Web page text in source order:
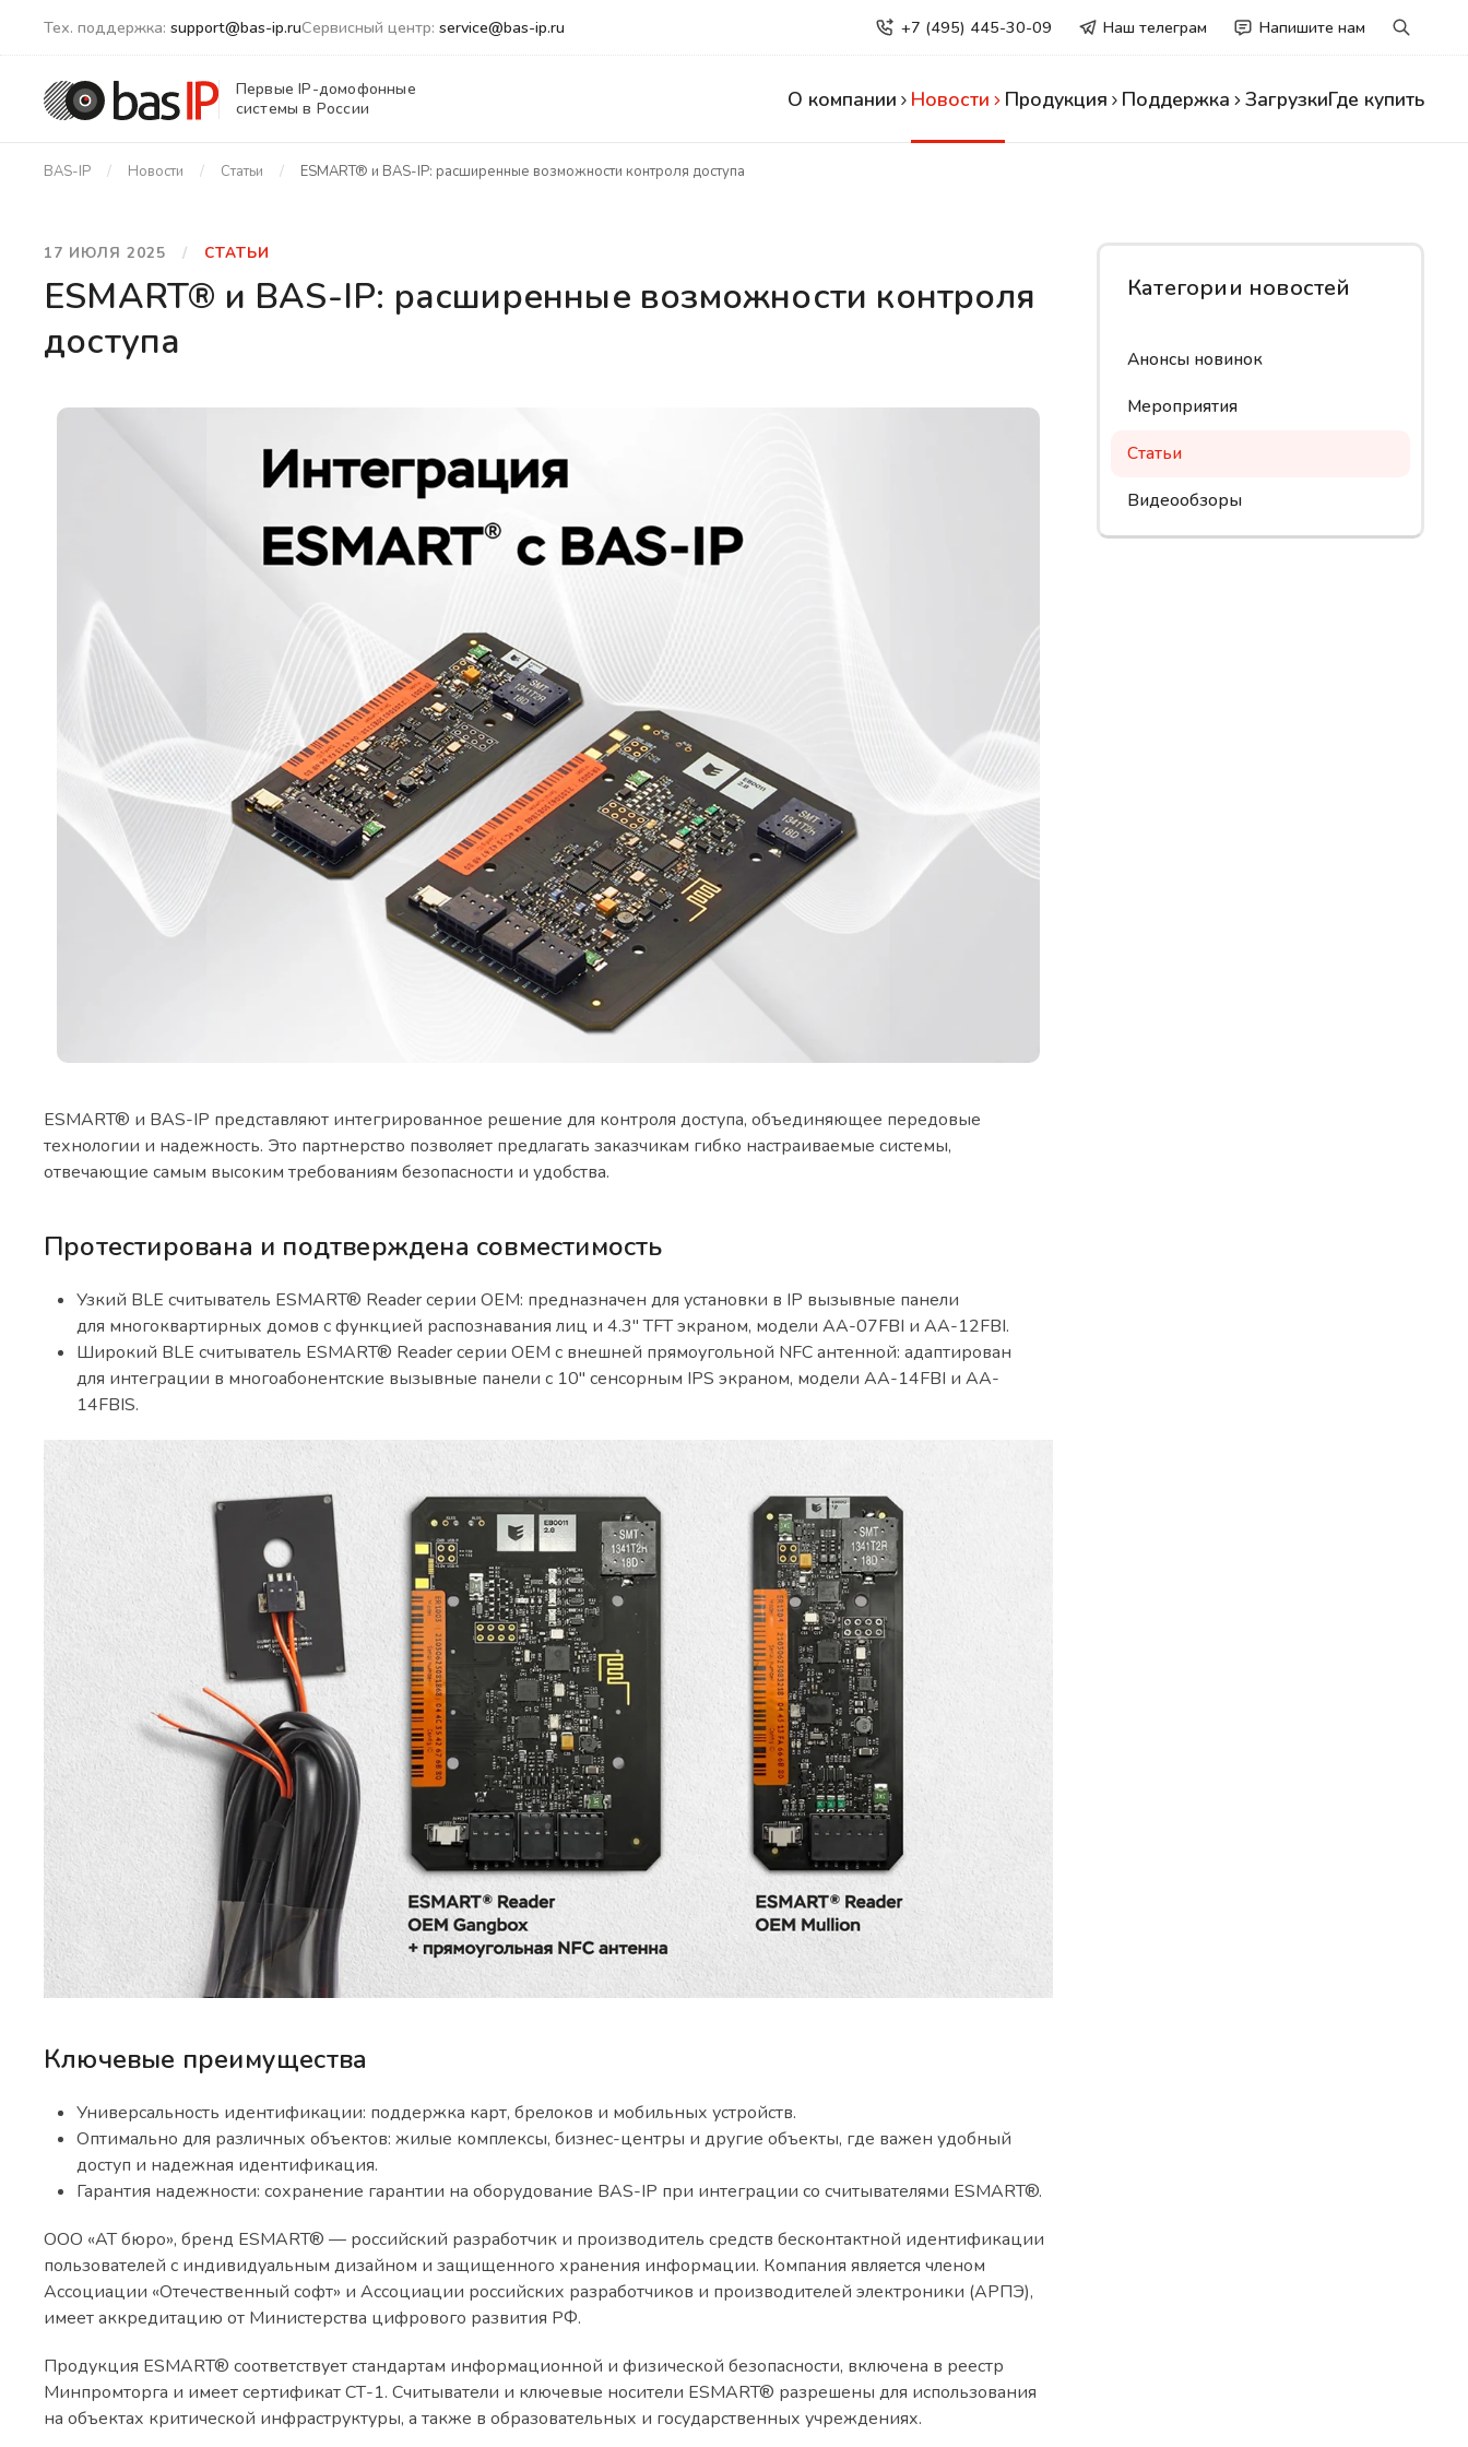
Тех. поддержка: support@bas-ip.ruСервисный центр: service@bas-ip.ru +7 (495) 445-30-09 Наш телеграм Напишите нам
Первые IP-домофонные
системы в России
О компании Новости Продукция Поддержка ЗагрузкиГде купить
BAS-IP Новости Статьи ESMART® и BAS-IP: расширенные возможности контроля доступа
17 ИЮЛЯ 2025 СТАТЬИ
ESMART® и BAS-IP: расширенные возможности контроля
доступа
ESMART® и BAS-IP представляют интегрированное решение для контроля доступа, объединяющее передовые
технологии и надежность. Это партнерство позволяет предлагать заказчикам гибко настраиваемые системы,
отвечающие самым высоким требованиям безопасности и удобства.
Протестирована и подтверждена совместимость
Узкий BLE считыватель ESMART® Reader серии OEM: предназначен для установки в IP вызывные панели
для многоквартирных домов с функцией распознавания лиц и 4.3″ TFT экраном, модели AA-07FBI и AA-12FBI.
Широкий BLE считыватель ESMART® Reader серии OEM с внешней прямоугольной NFC антенной: адаптирован
для интеграции в многоабонентские вызывные панели с 10″ сенсорным IPS экраном, модели AA-14FBI и AA-
14FBIS.
Ключевые преимущества
Универсальность идентификации: поддержка карт, брелоков и мобильных устройств.
Оптимально для различных объектов: жилые комплексы, бизнес-центры и другие объекты, где важен удобный
доступ и надежная идентификация.
Гарантия надежности: сохранение гарантии на оборудование BAS-IP при интеграции со считывателями ESMART®.
ООО «АТ бюро», бренд ESMART® — российский разработчик и производитель средств бесконтактной идентификации
пользователей с индивидуальным дизайном и защищенного хранения информации. Компания является членом
Ассоциации «Отечественный софт» и Ассоциации российских разработчиков и производителей электроники (АРПЭ),
имеет аккредитацию от Министерства цифрового развития РФ.
Продукция ESMART® соответствует стандартам информационной и физической безопасности, включена в реестр
Минпромторга и имеет сертификат СТ-1. Считыватели и ключевые носители ESMART® разрешены для использования
на объектах критической инфраструктуры, а также в образовательных и государственных учреждениях.
Категории новостей
Анонсы новинок
Мероприятия
Статьи
Видеообзоры